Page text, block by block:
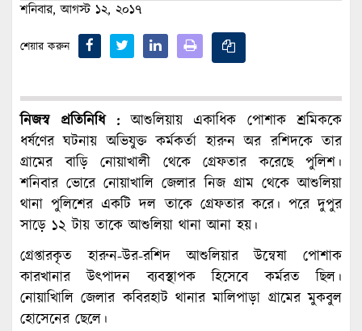
শনিবার, আগস্ট ১২, ২০১৭
শেয়ার করুন
নিজস্ব প্রতিনিধি :আশুলিয়ায় একাধিক পোশাক শ্রমিককে
ধর্ষণের ঘটনায় অভিযুক্ত কর্মকর্তা হারুন অর রশিদকে তার
গ্রামের বাড়ি নোয়াখালী থেকে গ্রেফতার করেছে পুলিশ।
শনিবার ভোরে নোয়াখালি জেলার নিজ গ্রাম থেকে আশুলিয়া
থানা পুলিশের একটি দল তাকে গ্রেফতার করে। পরে দুপুর
সাড়ে ১২ টায় তাকে আশুলিয়া থানা আনা হয়।
গ্রেপ্তারকৃত হারুন-উর-রশিদ আশুলিয়ার উন্বেষা পোশাক
কারখানার উৎপাদন ব্যবস্থাপক হিসেবে কর্মরত ছিল।
নোয়াখিালি জেলার কবিরহাট থানার মালিপাড়া গ্রামের মুকবুল
হোসেনের ছেলে।